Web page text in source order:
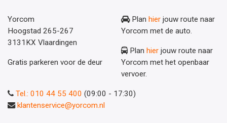
Yorcom
Hoogstad 265-267
3131KX Vlaardingen
Gratis parkeren voor de deur
Plan hier jouw route naar
Yorcom met de auto.
Plan hier jouw route naar
Yorcom met het openbaar
vervoer.
Tel.: 010 44 55 400 (09:00 - 17:30)
klantenservice@yorcom.nl